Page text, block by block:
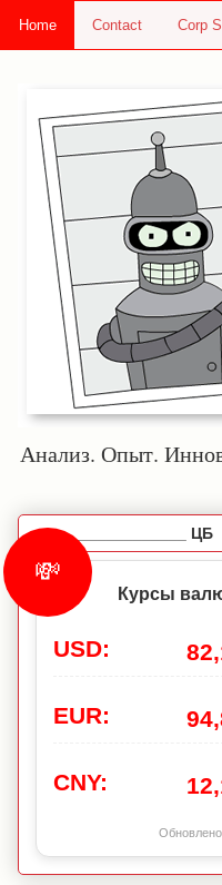
Home Contact Corp
Анализ. Опыт.
_________________ ЦБ
💸
Курсы
USD:
EUR:
CNY: